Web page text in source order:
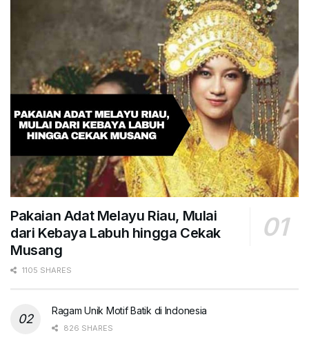
Pakaian Adat Melayu Riau, Mulai
dari Kebaya Labuh hingga Cekak
Musang
1105 SHARES
Ragam Unik Motif Batik di Indonesia
826 SHARES